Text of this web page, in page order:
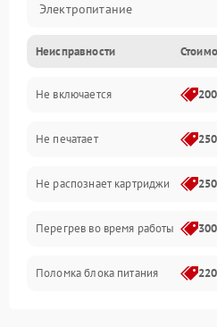
Электропитание
Работа системы
Механика
Оптика
Программное обеспечение
Корпус/Герметичность
Интерфейсы
Неисправности
Не включается
Не печатает
Не распознает картриджи
Перегрев во время работы
Поломка блока питания